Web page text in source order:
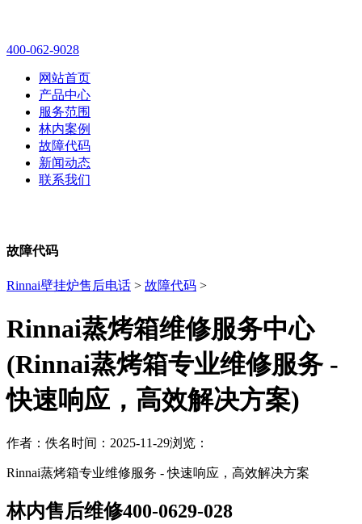
400-062-9028
网站首页
产品中心
服务范围
林内案例
故障代码
新闻动态
联系我们
故障代码
Rinnai壁挂炉售后电话 > 故障代码 >
Rinnai蒸烤箱维修服务中心
(Rinnai蒸烤箱专业维修服务 -
快速响应，高效解决方案)
作者：佚名时间：2025-11-29浏览：
Rinnai蒸烤箱专业维修服务 - 快速响应，高效解决方案
林内售后维修400-0629-028